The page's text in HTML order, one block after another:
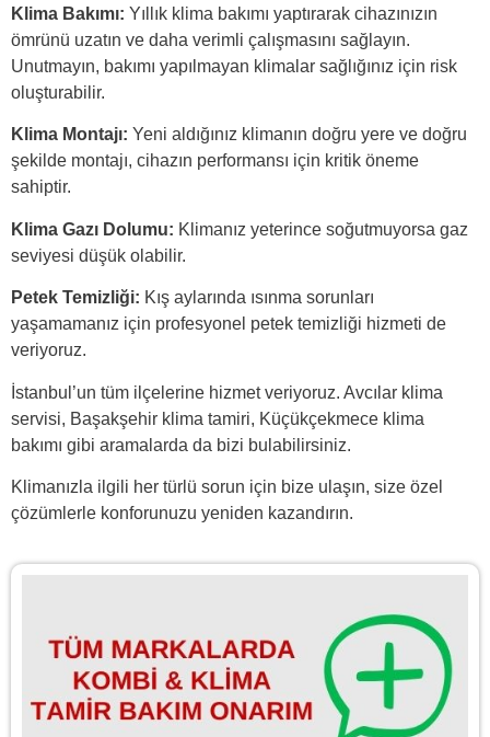
Klima Bakımı: Yıllık klima bakımı yaptırarak cihazınızın
ömrünü uzatın ve daha verimli çalışmasını sağlayın.
Unutmayın, bakımı yapılmayan klimalar sağlığınız için risk
oluşturabilir.
Klima Montajı: Yeni aldığınız klimanın doğru yere ve doğru
şekilde montajı, cihazın performansı için kritik öneme
sahiptir.
Klima Gazı Dolumu: Klimanız yeterince soğutmuyorsa gaz
seviyesi düşük olabilir.
Petek Temizliği: Kış aylarında ısınma sorunları
yaşamamanız için profesyonel petek temizliği hizmeti de
veriyoruz.
İstanbul’un tüm ilçelerine hizmet veriyoruz. Avcılar klima
servisi, Başakşehir klima tamiri, Küçükçekmece klima
bakımı gibi aramalarda da bizi bulabilirsiniz.
Klimanızla ilgili her türlü sorun için bize ulaşın, size özel
çözümlerle konforunuzu yeniden kazandırın.